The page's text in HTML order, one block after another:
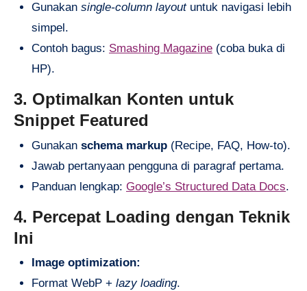
Gunakan single-column layoutuntuk navigasi lebih
simpel.
Contoh bagus: Smashing Magazine (coba buka di
HP).
3. Optimalkan Konten untuk
Snippet Featured
Gunakan schema markup (Recipe, FAQ, How-to).
Jawab pertanyaan pengguna di paragraf pertama.
Panduan lengkap: Google’s Structured Data Docs.
4. Percepat Loading dengan Teknik
Ini
Image optimization:
Format WebP + lazy loading.